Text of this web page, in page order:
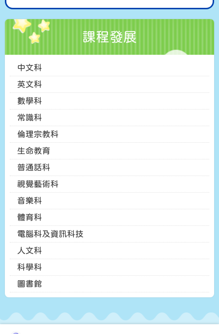
課程發展
中文科
英文科
數學科
常識科
倫理宗教科
生命教育
普通話科
視覺藝術科
音樂科
體育科
電腦科及資訊科技
人文科
科學科
圖書館